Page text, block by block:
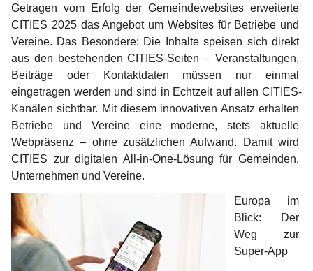
Getragen vom Erfolg der Gemeindewebsites erweiterte
CITIES 2025 das Angebot um Websites für Betriebe und
Vereine. Das Besondere: Die Inhalte speisen sich direkt
aus den bestehenden CITIES-Seiten – Veranstaltungen,
Beiträge oder Kontaktdaten müssen nur einmal
eingetragen werden und sind in Echtzeit auf allen CITIES-
Kanälen sichtbar. Mit diesem innovativen Ansatz erhalten
Betriebe und Vereine eine moderne, stets aktuelle
Webpräsenz – ohne zusätzlichen Aufwand. Damit wird
CITIES zur digitalen All-in-One-Lösung für Gemeinden,
Unternehmen und Vereine.
Europa im
Blick: Der
Weg zur
Super-App